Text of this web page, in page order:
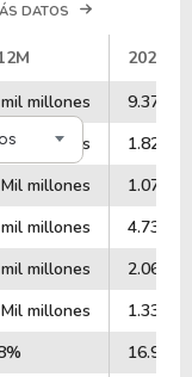
DATOS
2023
millones
9.37 mil
millones
1.82
millones
1.07
millones
4.73 mil
millones
2.06
millones
1.33
16.91%